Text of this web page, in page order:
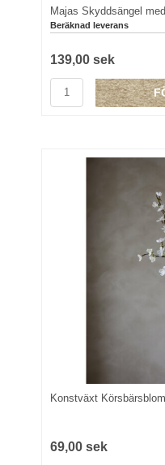
Majas Skyddsängel
Beräknad leverans
139,00 sek
Konstväxt
69,00 sek